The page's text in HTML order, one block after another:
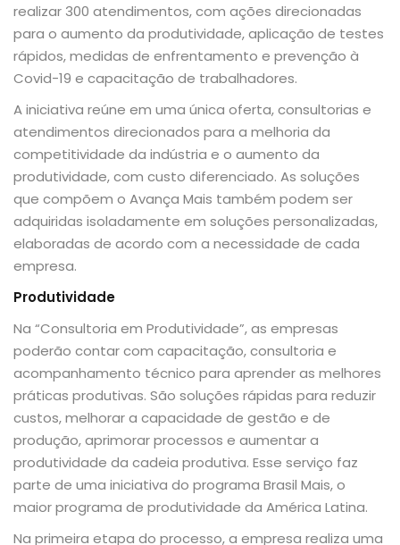
realizar 300 atendimentos, com ações direcionadas
para o aumento da produtividade, aplicação de testes
rápidos, medidas de enfrentamento e prevenção à
Covid-19 e capacitação de trabalhadores.
A iniciativa reúne em uma única oferta, consultorias e
atendimentos direcionados para a melhoria da
competitividade da indústria e o aumento da
produtividade, com custo diferenciado. As soluções
que compõem o Avança Mais também podem ser
adquiridas isoladamente em soluções personalizadas,
elaboradas de acordo com a necessidade de cada
empresa.
Produtividade
Na “Consultoria em Produtividade”, as empresas
poderão contar com capacitação, consultoria e
acompanhamento técnico para aprender as melhores
práticas produtivas. São soluções rápidas para reduzir
custos, melhorar a capacidade de gestão e de
produção, aprimorar processos e aumentar a
produtividade da cadeia produtiva. Esse serviço faz
parte de uma iniciativa do programa Brasil Mais, o
maior programa de produtividade da América Latina.
Na primeira etapa do processo, a empresa realiza uma